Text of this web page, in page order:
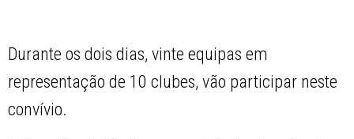
Durante os dois dias, vinte equipas em
representação de 10 clubes, vão participar neste
convívio.